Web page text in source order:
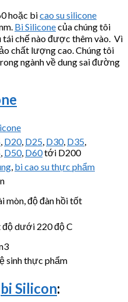
hoặc bicao su silicone
Bi Siliconecủa chúng tôi
tái chế nào được thêm vào. Vì
chất lượng cao. Chúng tôi
ngành về dung sai đường
D20, D25 D30, D35
D50, D60tới D200
bi cao su thực phẩm
mòn, độ đàn hồi tốt
độ dưới 220 độ C
sinh thực phẩm
bi Silicon: